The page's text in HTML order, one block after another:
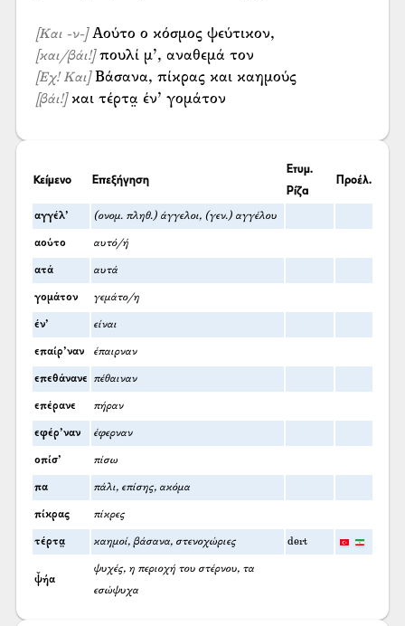
[Και -ν-]
[και/βάι!]
[Εχ! Και] Βάσανα, πίκρας και καημούς
[βάι!]και τέρτα̤ έν’ γομάτον
Κείμενο Επεξήγηση
Ετυμ.
Ρίζα
Προέλ.
αγγέλ’ (ονομ. πληθ.) άγγελοι, (γεν.) αγγέλου
αούτο αυτό/ή
ατά αυτά
γομάτον γεμάτο/η
έν’ είναι
επαίρ’ναν έπαιρναν
επεθάνανε πέθαιναν
επέρανε πήραν
εφέρ’ναν έφερναν
οπίσ’ πίσω
πα πάλι, επίσης, ακόμα
πίκρας πίκρες
τέρτα̤ καημοί, βάσανα, στενοχώριες dert
ψ̌ήα
ψυχές, η περιοχή του στέρνου, τα
εσώψυχα